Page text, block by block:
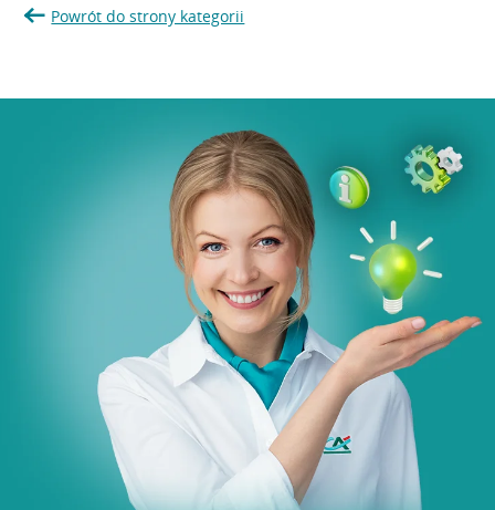
Powrót do strony kategorii